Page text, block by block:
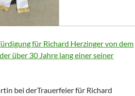
für Richard Herzinger von dem
über 30 Jahre lang einer seiner
bei derTrauerfeier für Richard